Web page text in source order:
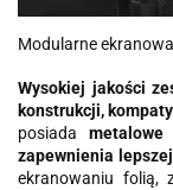
Modularne
Wysokiej jakości
konstrukcji,
posiada
zapewnienia
ekranowaniu folią,